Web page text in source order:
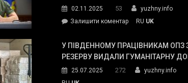
02.11.2025 53
yuzhny.info
Залишити коментарon
завойовує
симпатії
Трампа
RU UK
У ПІВДЕННОМУ ПРАЦІВНИКАМ ОПЗ
РЕЗЕРВУ ВИДАЛИ ГУМАНІТАРНУ
25.07.2025 272 yuzhny.info